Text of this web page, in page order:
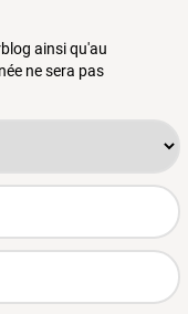
ainsi qu'au
ne sera pas